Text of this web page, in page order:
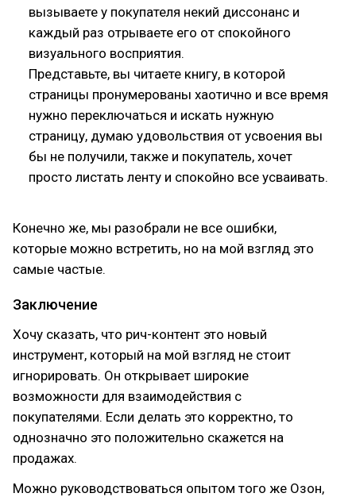
вызываете у покупателя некий диссонанс и
каждый раз отрываете его от спокойного
визуального восприятия.
Представьте, вы читаете книгу, в которой
страницы пронумерованы хаотично и все время
нужно переключаться и искать нужную
страницу, думаю удовольствия от усвоения вы
бы не получили, также и покупатель, хочет
просто листать ленту и спокойно все усваивать.
Конечно же, мы разобрали не все ошибки,
которые можно встретить, но на мой взгляд это
самые частые.
Заключение
Хочу сказать, что рич-контент это новый
инструмент, который на мой взгляд не стоит
игнорировать. Он открывает широкие
возможности для взаимодействия с
покупателями. Если делать это корректно, то
однозначно это положительно скажется на
продажах.
Можно руководствоваться опытом того же Озон,